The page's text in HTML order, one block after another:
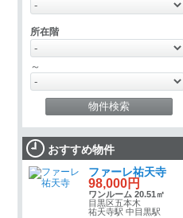
所在階
～
おすすめ物件
ファーレ祐天寺
98,000円
ワンルーム 20.51㎡
目黒区五本木
祐天寺駅 中目黒駅